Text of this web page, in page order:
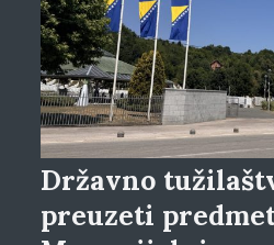
Državno
preuzeti